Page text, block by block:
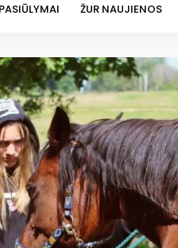
ŽUR NAUJIENOS